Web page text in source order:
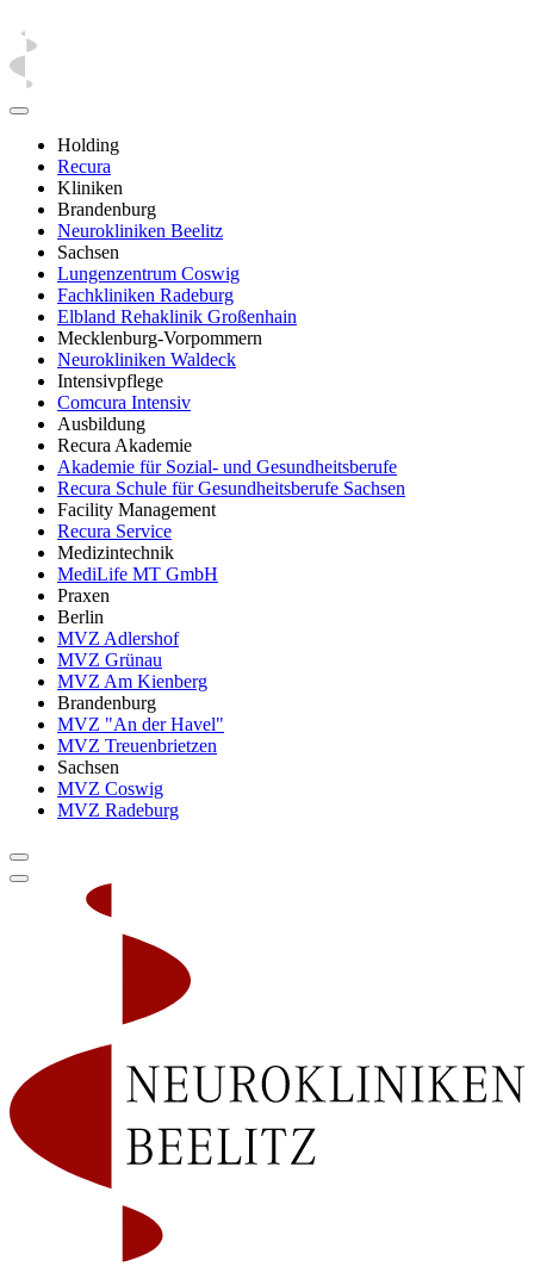
Holding
Recura
Kliniken
Brandenburg
Neurokliniken Beelitz
Sachsen
Lungenzentrum Coswig
Fachkliniken Radeburg
Elbland Rehaklinik Großenhain
Mecklenburg-Vorpommern
Neurokliniken Waldeck
Intensivpflege
Comcura Intensiv
Ausbildung
Recura Akademie
Akademie für Sozial- und Gesundheitsberufe
Recura Schule für Gesundheitsberufe Sachsen
Facility Management
Recura Service
Medizintechnik
MediLife MT GmbH
Praxen
Berlin
MVZ Adlershof
MVZ Grünau
MVZ Am Kienberg
Brandenburg
MVZ "An der Havel"
MVZ Treuenbrietzen
Sachsen
MVZ Coswig
MVZ Radeburg